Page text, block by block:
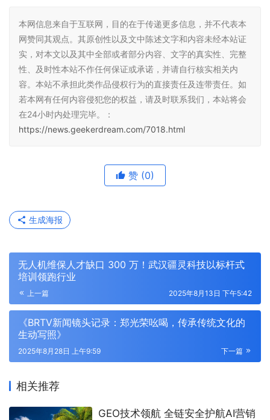
本网信息来自于互联网，目的在于传递更多信息，并不代表本
网赞同其观点。其原创性以及文中陈述文字和内容未经本站证
实，对本文以及其中全部或者部分内容、文字的真实性、完整
性、及时性本站不作任何保证或承诺，并请自行核实相关内
容。本站不承担此类作品侵权行为的直接责任及连带责任。如
若本网有任何内容侵犯您的权益，请及时联系我们，本站将会
在24小时内处理完毕。：
https://news.geekerdream.com/7018.html
赞 (0)
生成海报
无人机维保人才缺口 300 万！武汉疆灵科技以标杆式
培训领跑行业
上一篇 2025年8月13日 下午5:42
《BRTV新闻镜头记录：郑光荣吆喝，传承传统文化的
生动写照》
下一篇
2025年8月28日 上午9:59
相关推荐
GEO技术领航 全链安全护航AI营销